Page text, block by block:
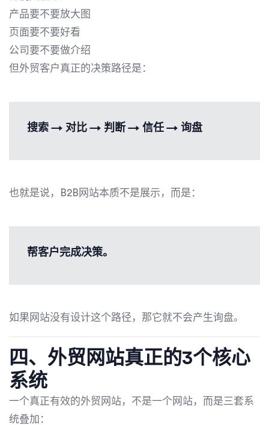
产品要不要放大图
页面要不要好看
公司要不要做介绍
但外贸客户真正的决策路径是：
搜索 → 对比 → 判断 → 信任 → 询盘
也就是说，B2B网站本质不是展示，而是：
帮客户完成决策。
如果网站没有设计这个路径，那它就不会产生询盘。
四、外贸网站真正的3个核心
系统
一个真正有效的外贸网站，不是一个网站，而是三套系
统叠加：